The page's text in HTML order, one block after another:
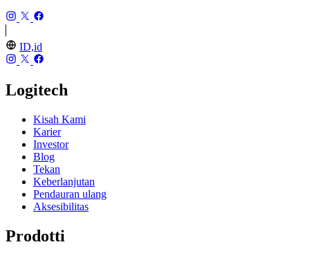
ID,id
Logitech
Kisah Kami
Karier
Investor
Blog
Tekan
Keberlanjutan
Pendauran ulang
Aksesibilitas
Prodotti